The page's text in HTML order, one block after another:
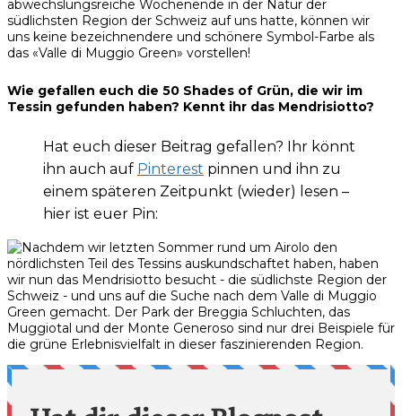
abwechslungsreiche Wochenende in der Natur der
südlichsten Region der Schweiz auf uns hatte, können wir
uns keine bezeichnendere und schönere Symbol-Farbe als
das «Valle di Muggio Green» vorstellen!
Wie gefallen euch die 50 Shades of Grün, die wir im
Tessin gefunden haben? Kennt ihr das Mendrisiotto?
Hat euch dieser Beitrag gefallen? Ihr könnt
ihn auch auf Pinterest pinnen und ihn zu
einem späteren Zeitpunkt (wieder) lesen –
hier ist euer Pin: